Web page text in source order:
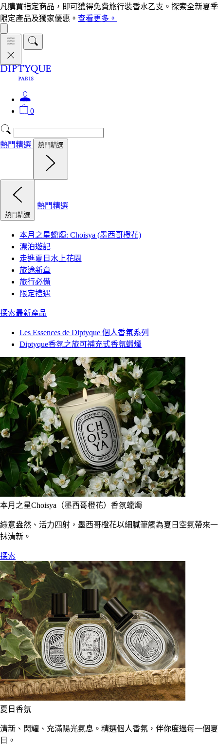
凡購買指定商品，即可獲得免費旅行裝香水乙支。探索全新夏季
限定產品及獨家優惠。 查看更多。
0
熱門精選 熱門精選
熱門精選
熱門精選
本月之星蠟燭: Choisya (墨西哥橙花)
漂泊遊記
走進夏日水上花園
旅途新章
旅行必備
限定禮遇
探索最新產品
Les Essences de Diptyque 個人香氛系列
Diptyque香氛之旅可補充式香氛蠟燭
本月之星Choisya（墨西哥橙花）香氛蠟燭
綠意盎然、活力四射，墨西哥橙花以細膩筆觸為夏日空氣帶來一
抹清新。
探索
夏日香氛
清新、閃耀、充滿陽光氣息。精選個人香氛，伴你度過每一個夏
日。